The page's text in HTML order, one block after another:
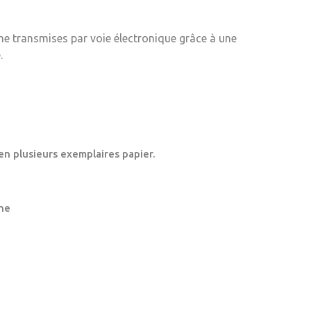
transmises par voie électronique grâce à une
plusieurs exemplaires papier.